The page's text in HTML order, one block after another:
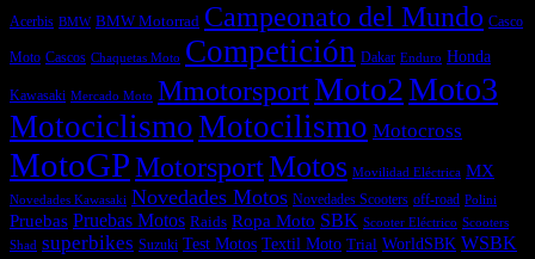
Acerbis BMW BMW Motorrad Campeonato del Mundo Casco
Moto Cascos Chaquetas Moto Competición Dakar Enduro Honda
Kawasaki Mercado Moto MmotorsportMoto2Moto3
MotociclismoMotocilismo Motocross
MotoGPMotorsportMotos Movilidad Eléctrica MX
Novedades Kawasaki Novedades Motos Novedades Scooters off-road Polini
Pruebas Pruebas Motos Raids Ropa Moto SBK Scooter Eléctrico Scooters
Shad superbikes Suzuki Test Motos Textil Moto Trial WorldSBK WSBK